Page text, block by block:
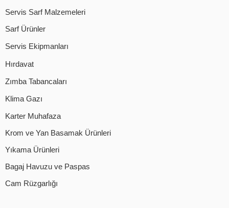
Servis Sarf Malzemeleri
Sarf Ürünler
Servis Ekipmanları
Hırdavat
Zımba Tabancaları
Klima Gazı
Karter Muhafaza
Krom ve Yan Basamak Ürünleri
Yıkama Ürünleri
Bagaj Havuzu ve Paspas
Cam Rüzgarlığı